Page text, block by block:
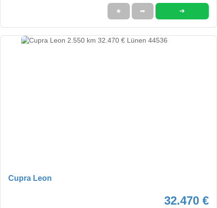
★ ➦ ➜
Cupra Leon
32.470 €